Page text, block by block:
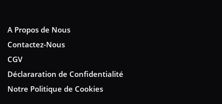
A Propos de Nous
Contactez-Nous
CGV
Déclararation de Confidentialité
Notre Politique de Cookies